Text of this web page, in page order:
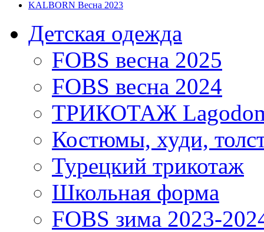
KALBORN Весна 2023
Детская одежда
FOBS весна 2025
FOBS весна 2024
ТРИКОТАЖ
Костюмы, худи,
Турецкий трикотаж
Школьная форма
FOBS зима 2023-